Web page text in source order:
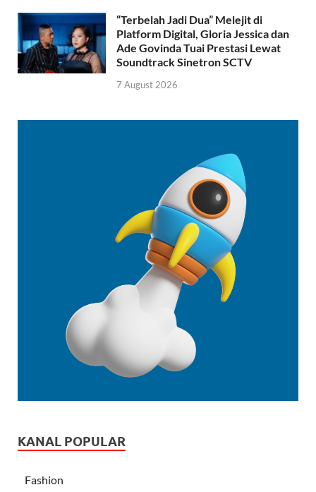
“Terbelah Jadi Dua” Melejit di
Platform Digital, Gloria Jessica dan
Ade Govinda Tuai Prestasi Lewat
Soundtrack Sinetron SCTV
7 August 2026
KANAL POPULAR
Fashion